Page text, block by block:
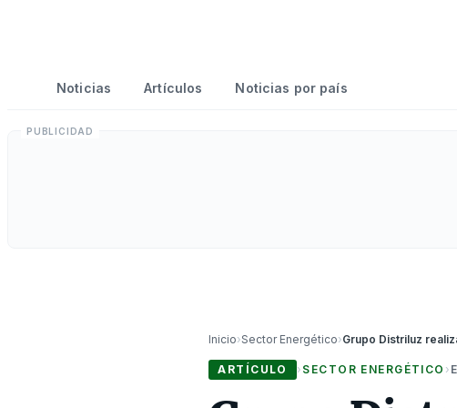
Noticias Artículos Noticias por país
Inicio›Sector Energético›
ARTÍCULO › SECTOR ENERGÉTICO ›